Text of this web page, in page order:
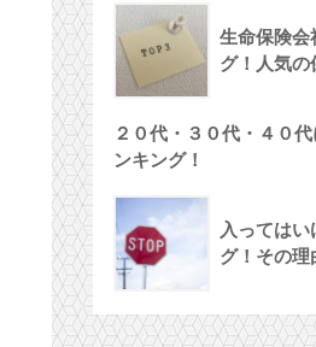
生命保険会
グ！人気の
２０代・３０代・４０
ンキング！
入っては
グ！その理